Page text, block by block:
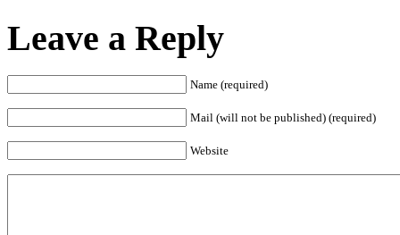
Leave a Reply
Name (required)
Mail (will not be published) (required)
Website